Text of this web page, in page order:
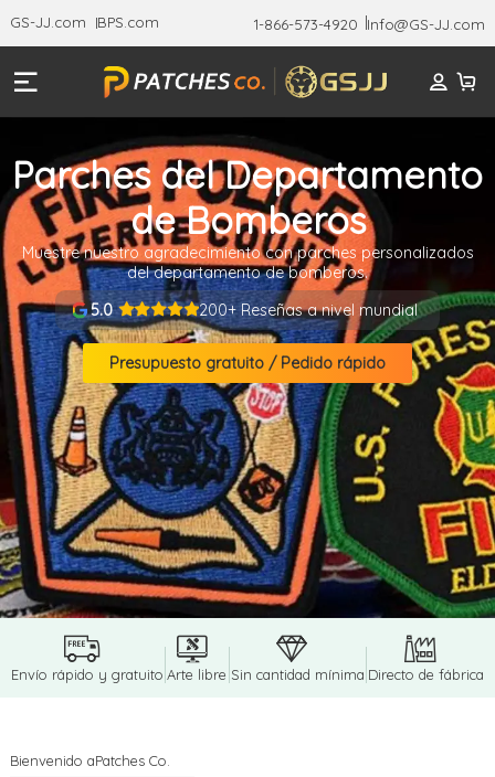
GS-JJ.com BPS.com 1-866-573-4920 Info@GS-JJ.com
Parches del Departamento
de Bomberos
5.0 200+ Reseñas a nivel mundial
Muestre nuestro agradecimiento con parches personalizados
del departamento de bomberos.
Presupuesto gratuito / Pedido rápido
Envío rápido y gratuito Arte libre Sin cantidad mínima Directo de fábrica